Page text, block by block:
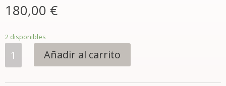
180,00 €
2 disponibles
Corazones.
Añadir al carrito